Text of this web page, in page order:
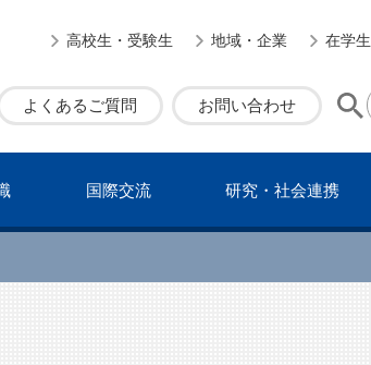
高校生・受験生 地域・企業 在学生
よくあるご質問 お問い合わせ
国際交流 研究・社会連携